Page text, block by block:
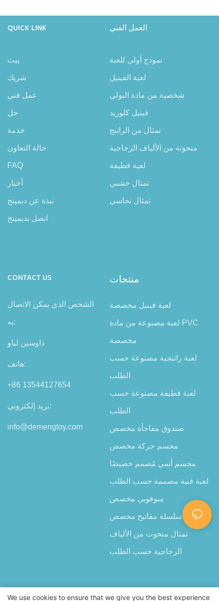
QUICK LINK
بيت
شريك
عمل فني
حل
خدمة
حالة التعاون
FAQ
أخبار
نبذة عن ديمينج
اتصل بديمينج
العمل الفني
نموذج أولي للعبة
لعبة الفينيل
شخصية من مادة البولي
فينيل كلوريد
تمثال من الراتنج
منحوتة من الألياف الزجاجية
لعبة قطيفة
تمثال خشبي
تمثال نحاسي
CONTACT US
الشخص الذي يمكن الاتصال
به:
داوسين لياو
هاتف:
+86 13544127654
بريد إلكتروني:
info@demengtoy.com
منتجات
لعبة فينيل مخصصة
لعبة مصنوعة من مادة PVC
مخصصة
لعبة راتنجية مصنوعة حسب
الطلب
لعبة قطيفة مصنوعة حسب
الطلب
صندوق مفاجأة مخصص
مجسم حركة مخصص
مجسم أنمي مُصمم خصيصًا
لعبة فنية مصممة حسب الطلب
سوفوبي مخصص
مجسم سلسلة مفاتيح مخصص
تمثال منحوت من الألياف
الزجاجية حسب الطلب
We use cookies to ensure that we give you the best experience